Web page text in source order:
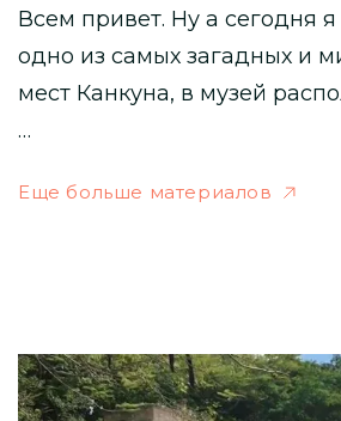
Всем привет. Ну а сегодня
одно из самых загадных и
мест Канкуна, в музей
…
Еще больше материалов